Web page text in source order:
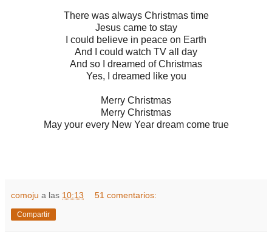
There was always Christmas time
Jesus came to stay
I could believe in peace on Earth
And I could watch TV all day
And so I dreamed of Christmas
Yes, I dreamed like you
Merry Christmas
Merry Christmas
May your every New Year dream come true
comoju a las 10:13 51 comentarios:
Compartir